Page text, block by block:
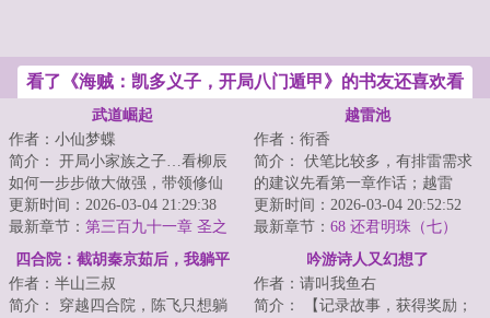
看了《海贼：凯多义子，开局八门遁甲》的书友还喜欢看
武道崛起
作者：小仙梦蝶
简介： 开局小家族之子…看柳辰
如何一步步做大做强，带领修仙
世界屹立星界之巅不一样的修仙
体系仙...
更新时间：2026-03-04 21:29:38
最新章节： 第三百九十一章 圣之
森野战役（十）
越雷池
作者：衔香
简介： 伏笔比较多，有排雷需求
的建议先看第一章作话；越雷
池：“我将违背我的天性、忤逆我
的本能...
更新时间：2026-03-04 20:52:52
最新章节： 68 还君明珠（七）
四合院：截胡秦京茹后，我躺平
作者：半山三叔
简介： 穿越四合院，陈飞只想躺
吟游诗人又幻想了
作者：请叫我鱼右
简介： 【记录故事，获得奖励；